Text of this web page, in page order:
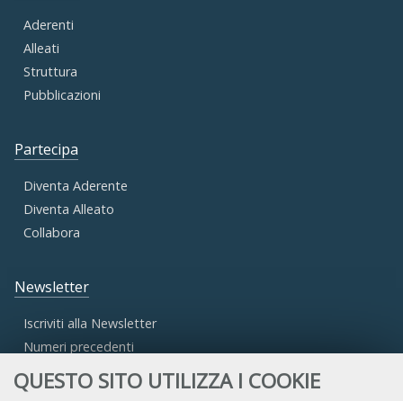
QUESTO SITO UTILIZZA I COOKIE
Aderenti
Alleati
Struttura
Pubblicazioni
Partecipa
Diventa Aderente
Diventa Alleato
Collabora
Newsletter
Iscriviti alla Newsletter
Numeri precedenti